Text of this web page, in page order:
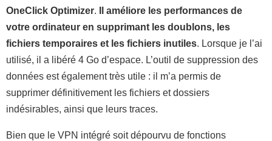
OneClick Optimizer. Il améliore les performances de
votre ordinateur en supprimant les doublons, les
fichiers temporaires et les fichiers inutiles. Lorsque je l’ai
utilisé, il a libéré 4 Go d’espace. L’outil de suppression des
données est également très utile : il m’a permis de
supprimer définitivement les fichiers et dossiers
indésirables, ainsi que leurs traces.
Bien que le VPN intégré soit dépourvu de fonctions